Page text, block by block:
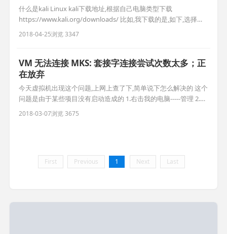
什么是kali Linux kali下载地址,根据自己电脑类型下载
https://www.kali.org/downloads/ 比如,我下载的是,如下,选择
Torrent可使用迅雷等工具下载,速度相当快 下载虚拟机,在虚拟机
中安装运行 安装时版本选择debian64位(根据电脑系统位数决定)
2018-04-25浏览 3347
VM 无法连接 MKS: 套接字连接尝试次数太多；正
在放弃
今天虚拟机出现这个问题,上网上查了下,简单说下怎么解决的 这个
问题是由于某些项目没有启动造成的 1.右击我的电脑-----管理 2.点
击服务---如图所示,依次启动图中选中的服务 ok,之后再重启虚拟
机, 打开了完美解决
2018-03-07浏览 3675
First Previous 1 Next Last